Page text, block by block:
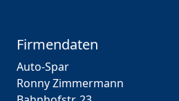
Firmendaten
Auto-Spar
Ronny Zimmermann